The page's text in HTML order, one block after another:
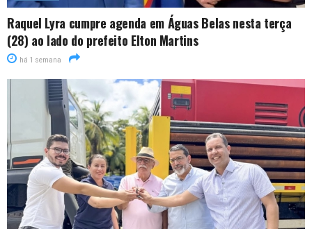
Raquel Lyra cumpre agenda em Águas Belas nesta terça
(28) ao lado do prefeito Elton Martins
há 1 semana